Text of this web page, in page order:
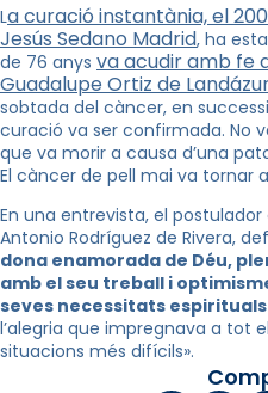
La curació instantània, el
Jesús Sedano Madrid, ha
de 76 anys va acudir amb fe
Guadalupe Ortiz de
sobtada del càncer, en
curació va ser confirmada. No
que va morir a causa d’una
El càncer de pell mai va tornar
En una entrevista, el
Antonio Rodríguez de Rivera,
dona enamorada de Déu,
amb el seu treball i
seves necessitats
l’alegria que impregnava a tot
situacions més difícils».